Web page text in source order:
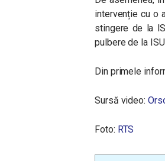
intervenție cu o
stingere de la
pulbere de la
Din primele
Sursă video:
Foto: RTS